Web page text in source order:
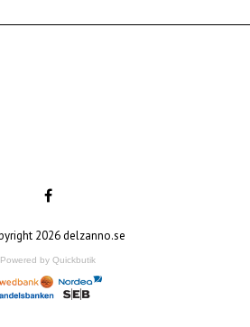
2026 delzanno.se
Powered by Quickbutik